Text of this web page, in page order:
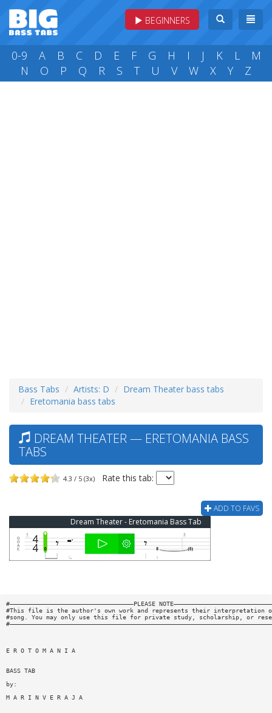
BEGINNERS
0-9 A B C D E F G H I J K L
M
N
O P Q R S T U V W X Y Z
Bass Tabs Artists: D
Dream Theater bass tabs
Eretomania bass tabs
DREAM THEATER — ERETOMANIA BASS
TABS
4.3 / 5 (3x) Rate this tab:
ADD TO FAVS
Dream Theater - Eretomania Bass Tab
#——————————————————————————————————PLEASE
#This file is the author's own work and represents their interpretation
#song. You may only use this file for private study, scholarship, or
E R O T O M A N I A
BASS TAB
by:
M A R I N V E R A J A